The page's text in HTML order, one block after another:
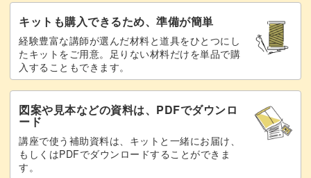
1つ目で学習したことが2つ目を作るときに復習できるの
で、だんだん上達するのが実感できますよ♪
仕上げのポンポンでかわいさアップ！
シンプルなルームシューズですが、最後にポンポンをつけ
キットも購入できるため、準備が簡単
経験豊富な講師が選んだ材料と道具をひとつにし
たキットをご用意。足りない材料だけを単品で購
入することもできます。
図案や見本などの資料は、PDFでダウンロ
ード
講座で使う補助資料は、キットと一緒にお届け、
もしくはPDFでダウンロードすることができま
す。